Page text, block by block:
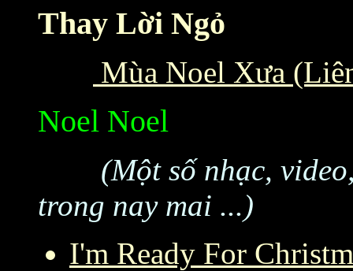
Thay Lời Ngỏ
Mùa Noel Xưa
Noel Noel
(Một số nhạc, video,
trong nay mai ...)
I'm Ready For